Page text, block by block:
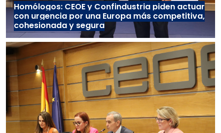
Homólogos: CEOE y Confindustria piden actuar
con urgencia por una Europa más competitiva,
cohesionada y segura